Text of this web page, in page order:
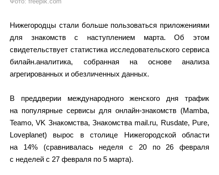
Нижегородцы стали больше пользоваться приложениями
для знакомств с наступлением марта. Об этом
свидетельствует статистика исследовательского сервиса
билайн.аналитика, собранная на основе анализа
агрегированных и обезличенных данных.
В преддверии международного женского дня трафик
на популярные сервисы для онлайн-знакомств (Mamba,
Teamo, VK Знакомства, Знакомства mail.ru, Rusdate, Pure,
Loveplanet) вырос в столице Нижегородской области
на 14% (сравнивалась неделя с 20 по 26 февраля
с неделей с 27 февраля по 5 марта).